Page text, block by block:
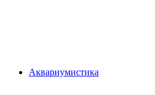
Аквариумистика